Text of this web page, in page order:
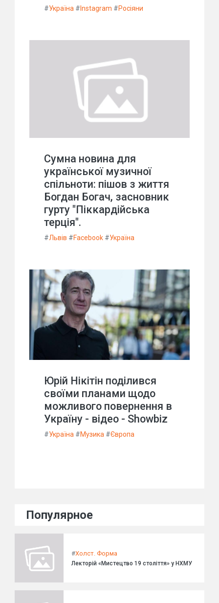
#Україна # Instagram #Росіяни
Сумна новина для
української музичної
спільноти: пішов з життя
Богдан Богач, засновник
гурту "Піккардійська
терція".
#Львів #Facebook #Україна
Юрій Нікітін поділився
своїми планами щодо
можливого повернення в
Україну - відео - Showbiz
#Україна #Музика #Європа
Популярное
#Холст. Форма
Лекторій «Мистецтво 19 століття» у НХМУ